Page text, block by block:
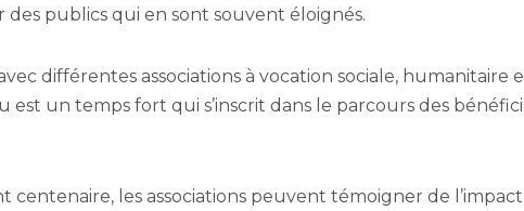
des publics qui en sont souvent éloignés.
différentes associations à vocation sociale, humanitaire
un temps fort qui s’inscrit dans le parcours des
centenaire, les associations peuvent témoigner de